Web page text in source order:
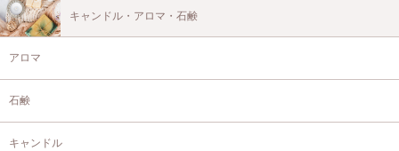
キャンドル・アロマ・石鹸
アロマ
石鹸
キャンドル